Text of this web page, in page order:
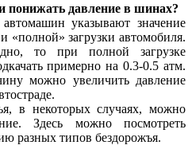
давление в шинах?
указывают значение
«полной» загрузки автомобиля.
то при полной загрузке
примерно на 0.3-0.5 атм.
можно увеличить давление
в некоторых случаях, можно
Здесь можно посмотреть
разных типов бездорожъя.